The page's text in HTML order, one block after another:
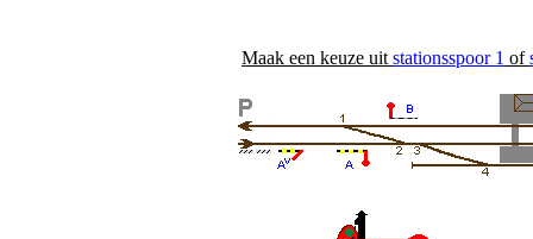
Maak een keuze uit stationsspoor 1 of